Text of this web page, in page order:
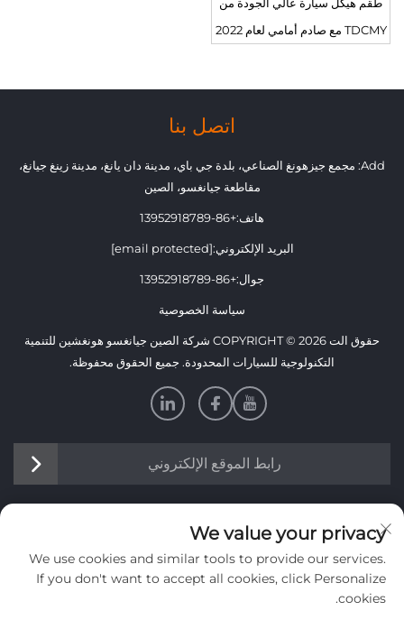
TDCMY مع صادم أمامي لعام 2022
اتصل بنا
Add: مجمع جيزهونغ الصناعي، بلدة جي باي، مدينة دان يانغ، مدينة زينغ جيانغ،
مقاطعة جيانغسو، الصين
هاتف:+86-13952918789
البريد الإلكتروني:[email protected]
جوال:+86-13952918789
سياسة الخصوصية
حقوق الت COPYRIGHT © 2026 شركة الصين جيانغسو هونغشين للتنمية
التكنولوجية للسيارات المحدودة. جميع الحقوق محفوظة.
رابط الموقع الإلكتروني
معلومات
اشترك لتلقي نشرتنا الإخبارية الأسبوعية
We value your privacy
We use cookies and similar tools to provide our services.
If you don't want to accept all cookies, click Personalize
cookies.